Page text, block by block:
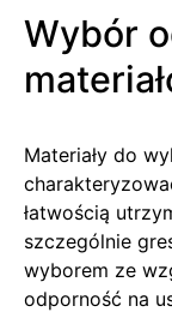
Wybór
Materiały do
łatwością
szczególnie
wyborem ze
odporność na